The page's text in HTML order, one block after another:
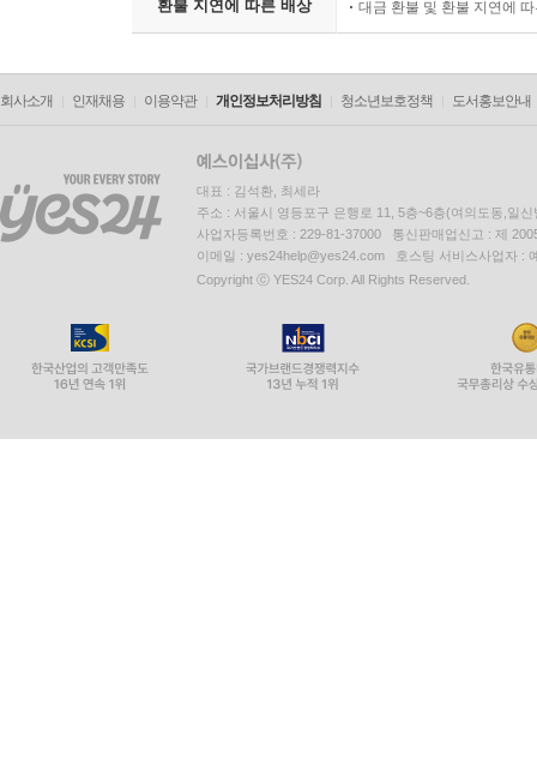
환불 지연에 따른 배상 대금 환불 및 환불 지연에
회사소개 인재채용 이용약관 개인정보처리방침 청소년보호정책 도서홍보안내
대표 : 김석환, 최세라
주소 : 서울시 영등포구 은행로 11, 5층~6층(여의도동,일신
사업자등록번호 : 229-81-37000 통신판매업신고 : 제
이메일 : yes24help@yes24.com 호스팅 서비스사업자 :
Copyright ⓒ YES24 Corp. All Rights Reserved.